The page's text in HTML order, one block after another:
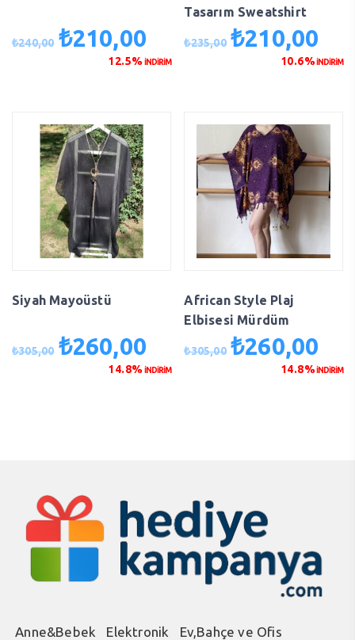
₺240,00 Orijinal
₺210,00
andaki
12.5% İNDİRİM
Tasarım Sweatshirt
₺235,00 Orijinal
₺210,00
10.6%İNDİRİM
Siyah Mayoüstü
₺305,00 Orijinal
₺260,00
andaki
14.8% İNDİRİM
African Style Plaj
Elbisesi Mürdüm
₺305,00 Orijinal
₺260,00
14.8%İNDİRİM
Anne&Bebek Elektronik Ev,Bahçe ve Ofis